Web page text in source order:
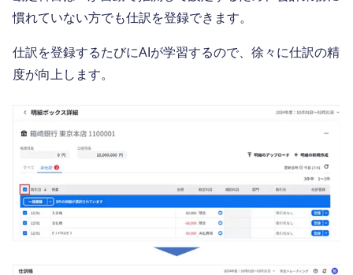
慣れていない方でも仕訳を登録できます。
仕訳を登録するたびにAIが学習するので、徐々に仕訳の精
度が向上します。